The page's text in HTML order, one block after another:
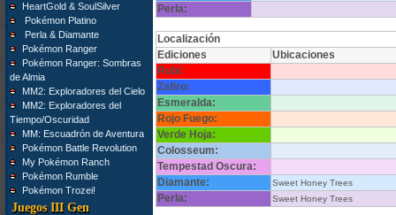
HeartGold & SoulSilver
Pokémon Platino
Perla & Diamante
Pokémon Ranger
Pokémon Ranger: Sombras
de Almia
MM2: Exploradores del Cielo
MM2: Exploradores del
Tiempo/Oscuridad
MM: Escuadrón de Aventura
Pokémon Battle Revolution
My Pokémon Ranch
Pokémon Rumble
Pokémon Trozei!
Juegos III Gen
Perla:
Localización
Ediciones
Ubicaciones
Rubí:
Zafiro:
Esmeralda:
Rojo Fuego:
Verde Hoja:
Colosseum:
Tempestad Oscura:
Diamante:
Sweet Honey Trees
Perla: Sweet Honey Trees